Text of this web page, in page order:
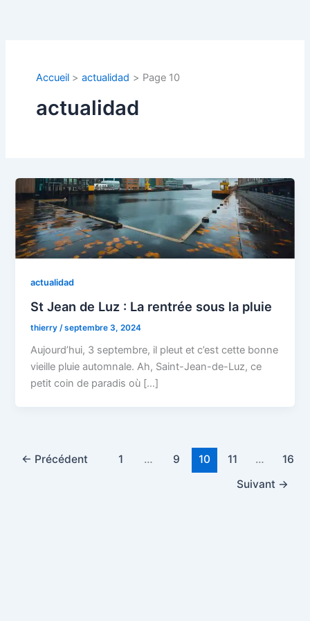
Accueil actualidad Page 10
actualidad
actualidad
St Jean de Luz : La rentrée sous la pluie
thierry /septembre 3, 2024
Aujourd’hui, 3 septembre, il pleut et c’est cette bonne
vieille pluie automnale. Ah, Saint-Jean-de-Luz, ce
petit coin de paradis où […]
← Précédent 1 … 9 10 11 …
16
Suivant →